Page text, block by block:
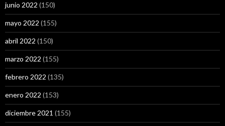
junio 2022 (150)
mayo 2022 (155)
abril 2022 (150)
marzo 2022 (155)
febrero 2022 (135)
enero 2022 (153)
diciembre 2021 (155)